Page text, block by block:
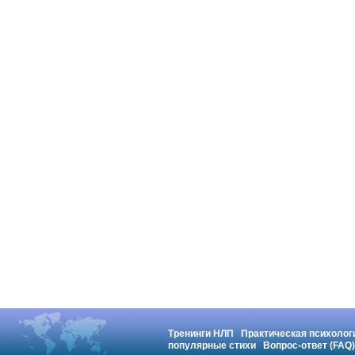
Тренинги НЛП
Практическая
популярные стихи
Вопрос-ответ (FAQ)